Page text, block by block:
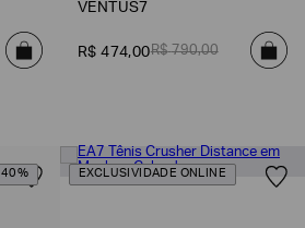
VENTUS7
R$ 474,00R$ 790,00
40% EXCLUSIVIDADE ONLINE